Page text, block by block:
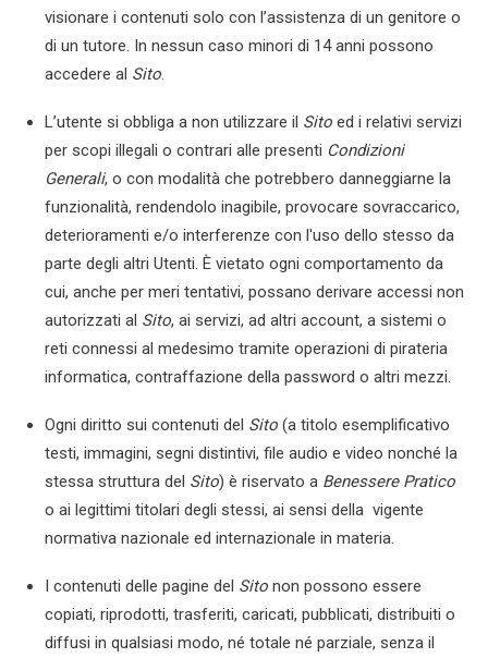
visionare i contenuti solo con l’assistenza di un genitore o
di un tutore. In nessun caso minori di 14 anni possono
accedere al Sito.
L’utente si obbliga a non utilizzare il Sito ed i relativi servizi
per scopi illegali o contrari alle presenti Condizioni
Generali, o con modalità che potrebbero danneggiarne la
funzionalità, rendendolo inagibile, provocare sovraccarico,
deterioramenti e/o interferenze con l'uso dello stesso da
parte degli altri Utenti. È vietato ogni comportamento da
cui, anche per meri tentativi, possano derivare accessi non
autorizzati al Sito, ai servizi, ad altri account, a sistemi o
reti connessi al medesimo tramite operazioni di pirateria
informatica, contraffazione della password o altri mezzi.
Ogni diritto sui contenuti del Sito (a titolo esemplificativo
testi, immagini, segni distintivi, file audio e video nonché la
stessa struttura del Sito) è riservato a Benessere Pratico
o ai legittimi titolari degli stessi, ai sensi della vigente
normativa nazionale ed internazionale in materia.
I contenuti delle pagine del Sito non possono essere
copiati, riprodotti, trasferiti, caricati, pubblicati, distribuiti o
diffusi in qualsiasi modo, né totale né parziale, senza il